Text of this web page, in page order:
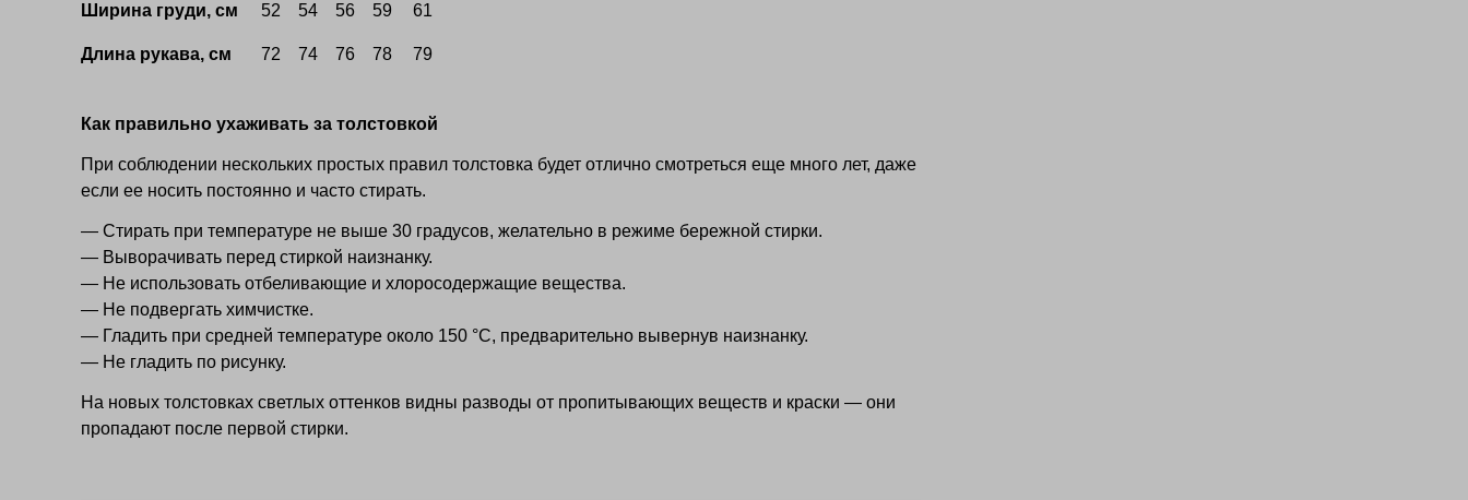
Ширина груди, см 52 54 56 59 61
Длина рукава, см 72 74 76 78 79
Как правильно ухаживать за толстовкой
При соблюдении нескольких простых правил толстовка будет отлично смотреться еще много лет, даже
если ее носить постоянно и часто стирать.
— Стирать при температуре не выше 30 градусов, желательно в режиме бережной стирки.
— Выворачивать перед стиркой наизнанку.
— Не использовать отбеливающие и хлоросодержащие вещества.
— Не подвергать химчистке.
— Гладить при средней температуре около 150 °С, предварительно вывернув наизнанку.
— Не гладить по рисунку.
На новых толстовках светлых оттенков видны разводы от пропитывающих веществ и краски — они
пропадают после первой стирки.